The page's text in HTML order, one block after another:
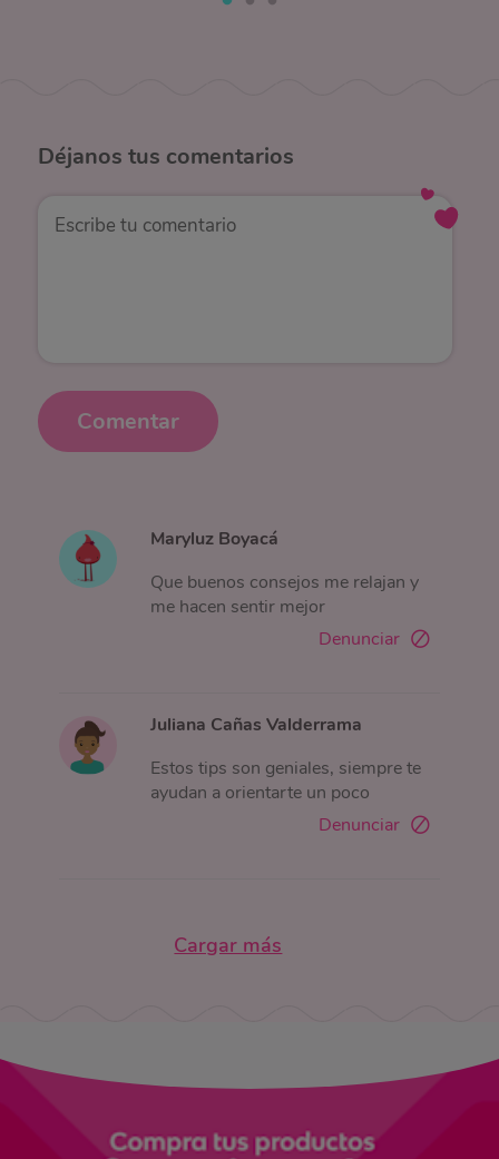
Déjanos tus comentarios
Comentar
Maryluz Boyacá
Que buenos consejos me relajan y
me hacen sentir mejor
Denunciar
Juliana Cañas Valderrama
Estos tips son geniales, siempre te
ayudan a orientarte un poco
Denunciar
Cargar más